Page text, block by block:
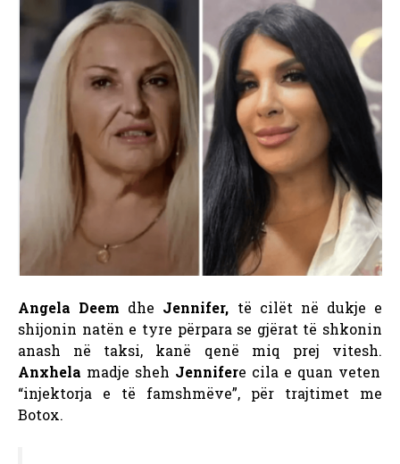
Angela Deem dhe Jennifer, të cilët në dukje e
shijonin natën e tyre përpara se gjërat të shkonin
anash në taksi, kanë qenë miq prej vitesh.
Anxhela madje sheh Jennifere cila e quan veten
“injektorja e të famshmëve”, për trajtimet me
Botox.